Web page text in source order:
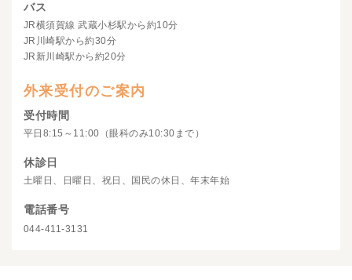
バス
JR横須賀線 武蔵小杉駅から約10分
JR川崎駅から約30分
JR新川崎駅から約20分
外来受付のご案内
受付時間
平日8:15～11:00（眼科のみ10:30まで）
休診日
土曜日、日曜日、祝日、国民の休日、年末年始
電話番号
044-411-3131